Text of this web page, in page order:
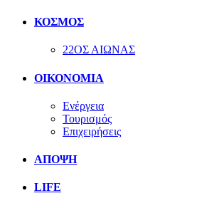
ΚΟΣΜΟΣ
22ΟΣ ΑΙΩΝΑΣ
ΟΙΚΟΝΟΜΙΑ
Ενέργεια
Τουρισμός
Επιχειρήσεις
ΑΠΟΨΗ
LIFE